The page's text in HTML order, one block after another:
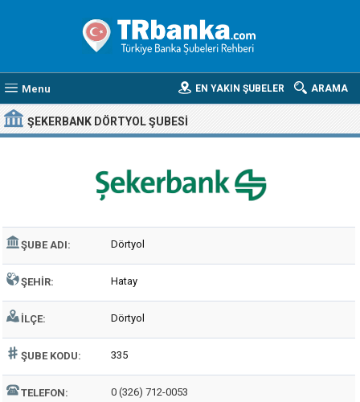
Menu ARAMA
EN YAKIN ŞUBELER
ŞEKERBANK DÖRTYOL ŞUBESI
ŞUBE ADI: Dörtyol
ŞEHIR: Hatay
İLÇE: Dörtyol
ŞUBE KODU: 335
TELEFON: 0 (326) 712-0053